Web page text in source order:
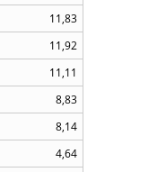
11,83
11,92
11,11
8,83
8,14
4,64